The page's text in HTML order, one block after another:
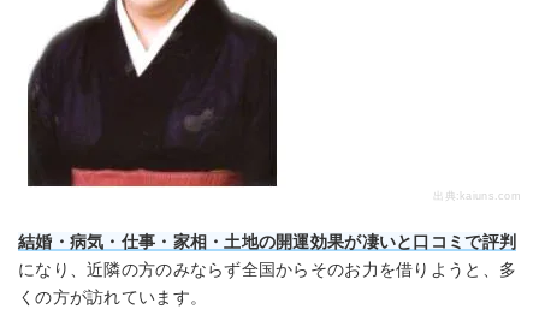
出典: kaiuns.com
結婚・病気・仕事・家相・土地の開運効果が凄いと口コミで評判
になり、近隣の方のみならず全国からそのお力を借りようと、多
くの方が訪れています。